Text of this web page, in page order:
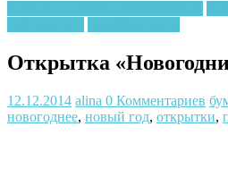
Открытка
12.12.2014 alina 0 Комментариев
новогоднее, новый год, открытки,